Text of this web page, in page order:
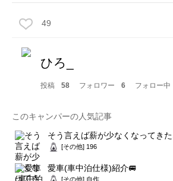
49
ひろ_
投稿 58 フォロワー 6 フォロー中
このキャンパーの人気記事
そう言えば薪が少なくなってきた..
[その他] 196
愛車(車中泊仕様)紹介🚐
[その他] 自作